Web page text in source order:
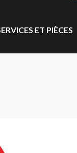
ET PIÈCES